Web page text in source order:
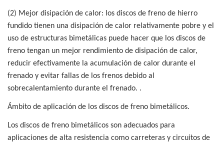
(2) Mejor disipación de calor: los discos de freno de hierro
fundido tienen una disipación de calor relativamente pobre y el
uso de estructuras bimetálicas puede hacer que los discos de
freno tengan un mejor rendimiento de disipación de calor,
reducir efectivamente la acumulación de calor durante el
frenado y evitar fallas de los frenos debido al
sobrecalentamiento durante el frenado. .
Ámbito de aplicación de los discos de freno bimetálicos.
Los discos de freno bimetálicos son adecuados para
aplicaciones de alta resistencia como carreteras y circuitos de